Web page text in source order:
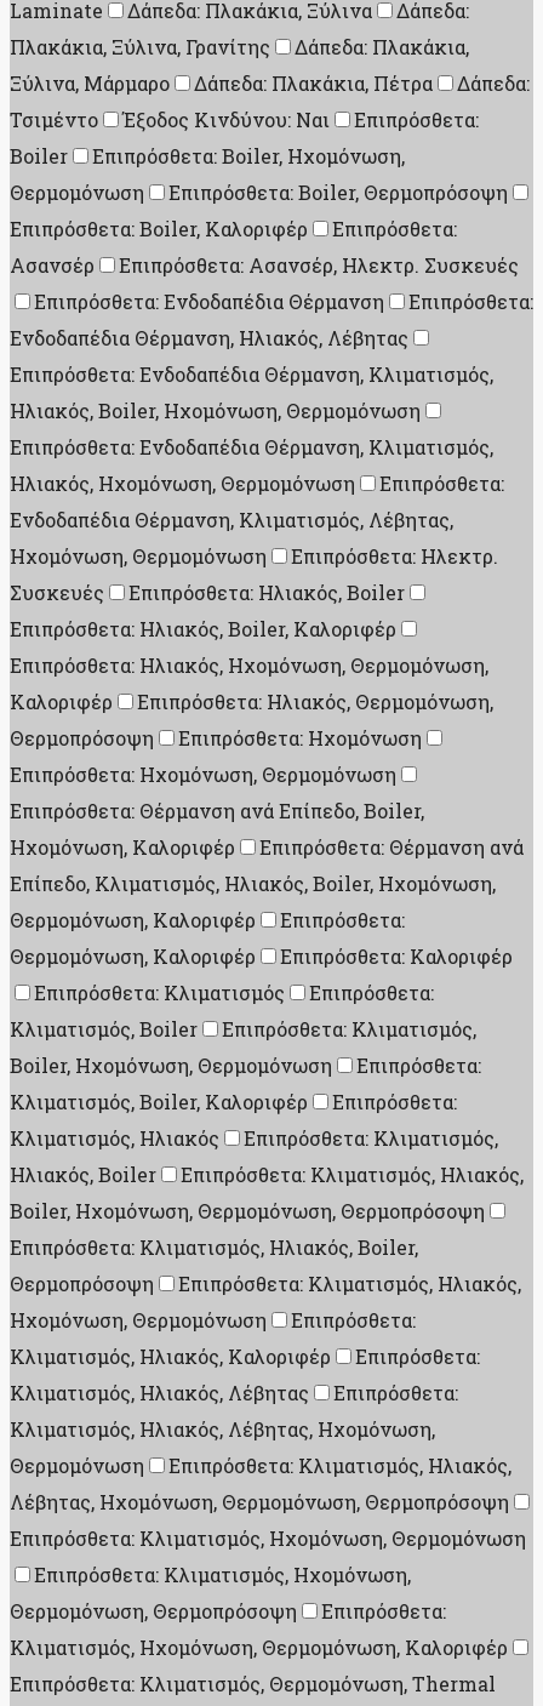
Laminate Δάπεδα: Πλακάκια, Ξύλινα
Δάπεδα:
Πλακάκια, Ξύλινα, Γρανίτης
Δάπεδα: Πλακάκια,
Ξύλινα, Μάρμαρο
Δάπεδα: Πλακάκια, Πέτρα
Δάπεδα:
Τσιμέντο
Έξοδος Κινδύνου: Ναι
Επιπρόσθετα:
Boiler
Επιπρόσθετα: Boiler, Ηχομόνωση,
Θερμομόνωση
Επιπρόσθετα: Boiler, Θερμοπρόσοψη
Επιπρόσθετα: Boiler, Καλοριφέρ
Επιπρόσθετα:
Ασανσέρ
Επιπρόσθετα: Ασανσέρ, Ηλεκτρ. Συσκευές
Επιπρόσθετα: Ενδοδαπέδια Θέρμανση
Επιπρόσθετα:
Ενδοδαπέδια Θέρμανση, Ηλιακός, Λέβητας
Επιπρόσθετα: Ενδοδαπέδια Θέρμανση, Κλιματισμός,
Ηλιακός, Boiler, Ηχομόνωση, Θερμομόνωση
Επιπρόσθετα: Ενδοδαπέδια Θέρμανση, Κλιματισμός,
Ηλιακός, Ηχομόνωση, Θερμομόνωση
Επιπρόσθετα:
Ενδοδαπέδια Θέρμανση, Κλιματισμός, Λέβητας,
Ηχομόνωση, Θερμομόνωση
Επιπρόσθετα: Ηλεκτρ.
Συσκευές
Επιπρόσθετα: Ηλιακός, Boiler
Επιπρόσθετα: Ηλιακός, Boiler, Καλοριφέρ
Επιπρόσθετα: Ηλιακός, Ηχομόνωση, Θερμομόνωση,
Καλοριφέρ
Επιπρόσθετα: Ηλιακός, Θερμομόνωση,
Θερμοπρόσοψη
Επιπρόσθετα: Ηχομόνωση
Επιπρόσθετα: Ηχομόνωση, Θερμομόνωση
Επιπρόσθετα: Θέρμανση ανά Επίπεδο, Boiler,
Ηχομόνωση, Καλοριφέρ
Επιπρόσθετα: Θέρμανση ανά
Επίπεδο, Κλιματισμός, Ηλιακός, Boiler, Ηχομόνωση,
Θερμομόνωση, Καλοριφέρ
Επιπρόσθετα:
Θερμομόνωση, Καλοριφέρ
Επιπρόσθετα: Καλοριφέρ
Επιπρόσθετα: Κλιματισμός
Επιπρόσθετα:
Κλιματισμός, Boiler
Επιπρόσθετα: Κλιματισμός,
Boiler, Ηχομόνωση, Θερμομόνωση
Επιπρόσθετα:
Κλιματισμός, Boiler, Καλοριφέρ
Επιπρόσθετα:
Κλιματισμός, Ηλιακός
Επιπρόσθετα: Κλιματισμός,
Ηλιακός, Boiler
Επιπρόσθετα: Κλιματισμός, Ηλιακός,
Boiler, Ηχομόνωση, Θερμομόνωση, Θερμοπρόσοψη
Επιπρόσθετα: Κλιματισμός, Ηλιακός, Boiler,
Θερμοπρόσοψη
Επιπρόσθετα: Κλιματισμός, Ηλιακός,
Ηχομόνωση, Θερμομόνωση
Επιπρόσθετα:
Κλιματισμός, Ηλιακός, Καλοριφέρ
Επιπρόσθετα:
Κλιματισμός, Ηλιακός, Λέβητας
Επιπρόσθετα:
Κλιματισμός, Ηλιακός, Λέβητας, Ηχομόνωση,
Θερμομόνωση
Επιπρόσθετα: Κλιματισμός, Ηλιακός,
Λέβητας, Ηχομόνωση, Θερμομόνωση, Θερμοπρόσοψη
Επιπρόσθετα: Κλιματισμός, Ηχομόνωση, Θερμομόνωση
Επιπρόσθετα: Κλιματισμός, Ηχομόνωση,
Θερμομόνωση, Θερμοπρόσοψη
Επιπρόσθετα:
Κλιματισμός, Ηχομόνωση, Θερμομόνωση, Καλοριφέρ
Επιπρόσθετα: Κλιματισμός, Θερμομόνωση, Thermal